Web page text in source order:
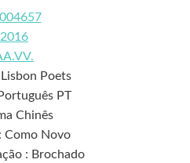
2016
Poets
PT
Chinês
Como Novo
: Brochado